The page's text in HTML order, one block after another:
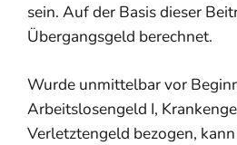
sein. Auf der Basis dieser
Übergangsgeld berechnet.
Wurde unmittelbar vor
Arbeitslosengeld I,
Verletztengeld bezogen,